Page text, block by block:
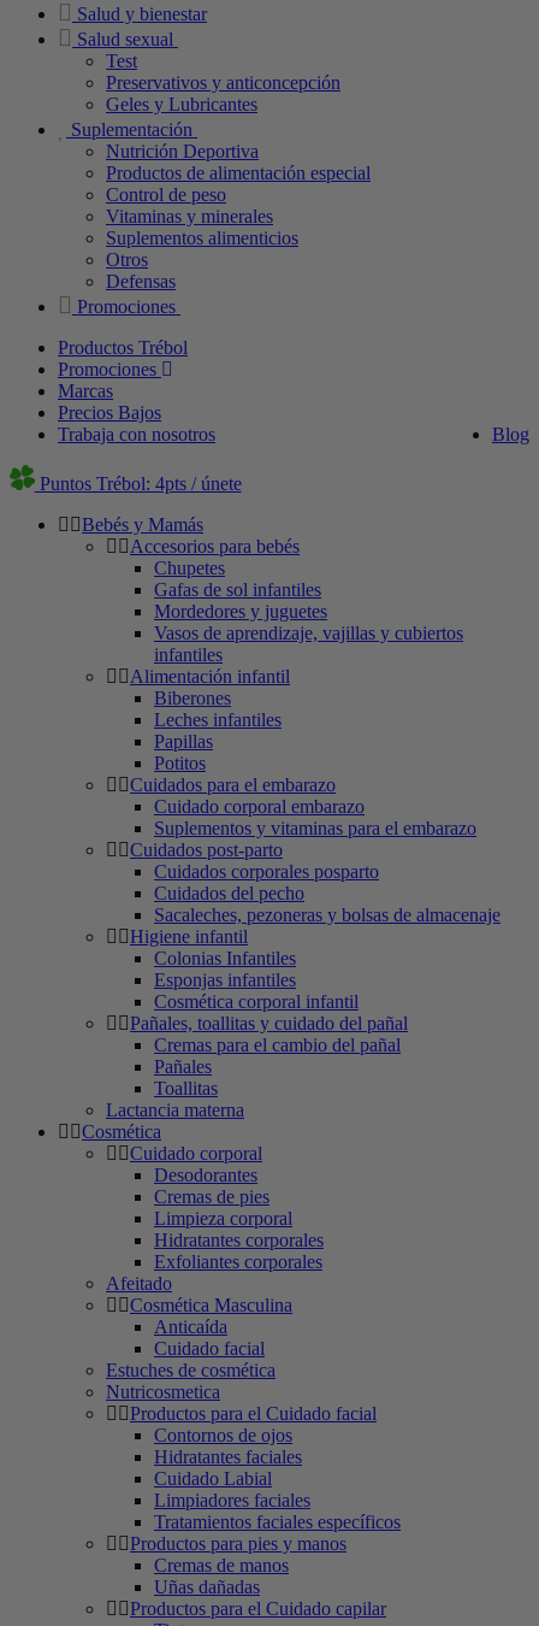
Salud y bienestar
Salud sexual
Test
Preservativos y anticoncepción
Geles y Lubricantes
Suplementación
Nutrición Deportiva
Productos de alimentación especial
Control de peso
Vitaminas y minerales
Suplementos alimenticios
Otros
Defensas
Promociones
Productos Trébol
Promociones
Marcas
Precios Bajos
Blog
Trabaja con nosotros
Puntos Trébol: 4pts / únete
Bebés y Mamás
Accesorios para bebés
Chupetes
Gafas de sol infantiles
Mordedores y juguetes
Vasos de aprendizaje, vajillas y cubiertos
infantiles
Alimentación infantil
Biberones
Leches infantiles
Papillas
Potitos
Cuidados para el embarazo
Cuidado corporal embarazo
Suplementos y vitaminas para el embarazo
Cuidados post-parto
Cuidados corporales posparto
Cuidados del pecho
Sacaleches, pezoneras y bolsas de almacenaje
Higiene infantil
Colonias Infantiles
Esponjas infantiles
Cosmética corporal infantil
Pañales, toallitas y cuidado del pañal
Cremas para el cambio del pañal
Pañales
Toallitas
Lactancia materna
Cosmética
Cuidado corporal
Desodorantes
Cremas de pies
Limpieza corporal
Hidratantes corporales
Exfoliantes corporales
Afeitado
Cosmética Masculina
Anticaída
Cuidado facial
Estuches de cosmética
Nutricosmetica
Productos para el Cuidado facial
Contornos de ojos
Hidratantes faciales
Cuidado Labial
Limpiadores faciales
Tratamientos faciales específicos
Productos para pies y manos
Cremas de manos
Uñas dañadas
Productos para el Cuidado capilar